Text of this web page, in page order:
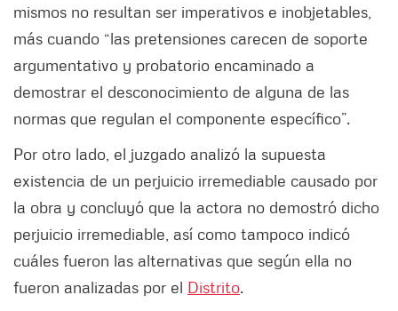
mismos no resultan ser imperativos e inobjetables,
más cuando “las pretensiones carecen de soporte
argumentativo y probatorio encaminado a
demostrar el desconocimiento de alguna de las
normas que regulan el componente específico”.
Por otro lado, el juzgado analizó la supuesta
existencia de un perjuicio irremediable causado por
la obra y concluyó que la actora no demostró dicho
perjuicio irremediable, así como tampoco indicó
cuáles fueron las alternativas que según ella no
fueron analizadas por el Distrito.